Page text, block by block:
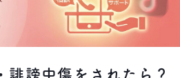
誹謗中傷をされたら？